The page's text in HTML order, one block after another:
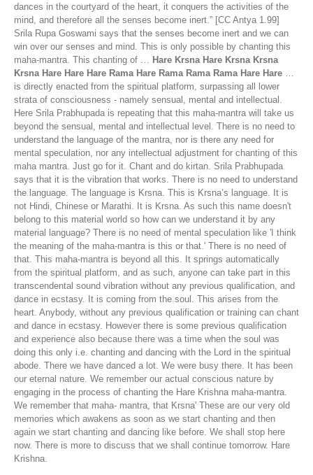
dances in the courtyard of the heart, it conquers the activities of the
mind, and therefore all the senses become inert.” [CC Antya 1.99]
Srila Rupa Goswami says that the senses become inert and we can
win over our senses and mind. This is only possible by chanting this
maha-mantra. This chanting of …
Hare Krsna Hare Krsna Krsna
Krsna Hare Hare Hare Rama Hare Rama Rama Rama Hare Hare
is directly enacted from the spiritual platform, surpassing all lower
strata of consciousness - namely sensual, mental and intellectual.
Here Srila Prabhupada is repeating that this maha-mantra will take us
beyond the sensual, mental and intellectual level. There is no need to
understand the language of the mantra, nor is there any need for
mental speculation, nor any intellectual adjustment for chanting of this
maha mantra. Just go for it. Chant and do kirtan. Srila Prabhupada
says that it is the vibration that works. There is no need to understand
the language. The language is Krsna. This is Krsna’s language. It is
not Hindi, Chinese or Marathi. It is Krsna. As such this name doesn't
belong to this material world so how can we understand it by any
material language? There is no need of mental speculation like 'I think
the meaning of the maha-mantra is this or that.' There is no need of
that. This maha-mantra is beyond all this. It springs automatically
from the spiritual platform, and as such, anyone can take part in this
transcendental sound vibration without any previous qualification, and
dance in ecstasy. It is coming from the soul. This arises from the
heart. Anybody, without any previous qualification or training can chant
and dance in ecstasy. However there is some previous qualification
and experience also because there was a time when the soul was
doing this only i.e. chanting and dancing with the Lord in the spiritual
abode. There we have danced a lot. We were busy there. It has been
our eternal nature. We remember our actual conscious nature by
engaging in the process of chanting the Hare Krishna maha-mantra.
We remember that maha- mantra, that Krsna' These are our very old
memories which awakens as soon as we start chanting and then
again we start chanting and dancing like before. We shall stop here
now. There is more to discuss that we shall continue tomorrow. Hare
Krishna.